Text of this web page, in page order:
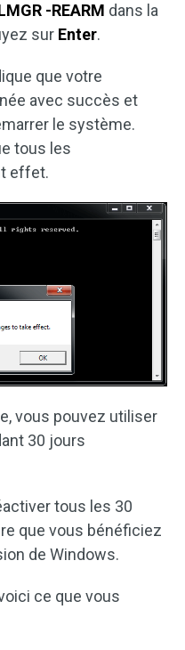
-REARM dans la
sur Enter.
que votre
avec succès et
le système.
tous les
effet.
vous pouvez utiliser
30 jours
tous les 30
que vous bénéficiez
de Windows.
ce que vous